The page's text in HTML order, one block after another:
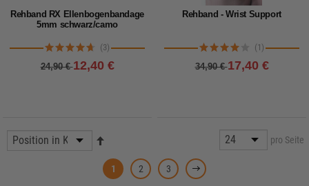
Rehband RX Ellenbogenbandage
5mm schwarz/camo
(3)
24,90 €12,40 €
Rehband - Wrist Support
(1)
34,90 €17,40 €
pro Seite
1 2 3